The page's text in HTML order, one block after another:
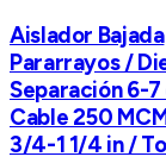
Aislador Bajada
Pararrayos /
Separación 6-
Cable 250
3/4-1 1/4 in /